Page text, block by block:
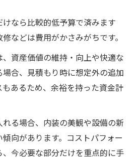
なら比較的低予算で済みます
などは費用がかさみがちです。
資産価値の維持・向上や快適な
合、見積もり時に想定外の追加
あるため、余裕を持った資金計
る場合、内装の美観や設備の新
向があります。コストパフォー
今必要な部分だけを重点的に手